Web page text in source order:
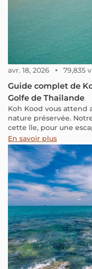
avr. 18, 2026 79,835
Guide complet de
Golfe de Thaïlande
Koh Kood vous attend
nature préservée.
cette île, pour une
En savoir plus